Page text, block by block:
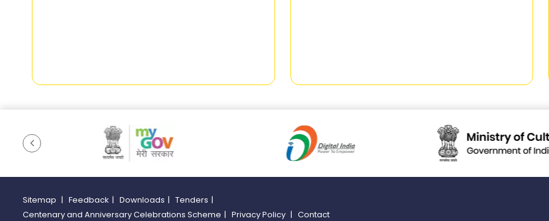
Sitemap | Feedback | Downloads | Tenders |
Centenary and Anniversary Celebrations Scheme | Privacy Policy | Contact